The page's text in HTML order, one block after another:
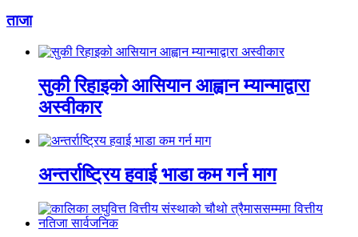
ताजा
सुकी रिहाइको आसियान आह्वान म्यान्माद्वारा
अस्वीकार
अन्तर्राष्ट्रिय हवाई भाडा कम गर्न माग